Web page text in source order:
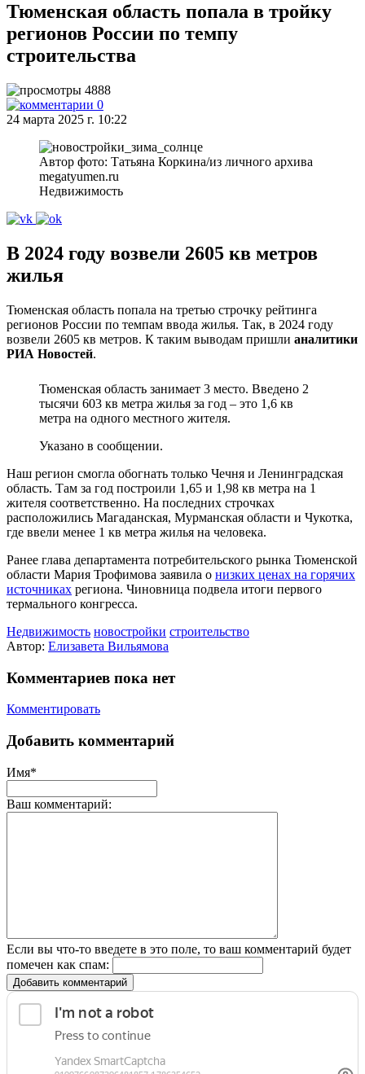
Тюменская область попала в тройку
регионов России по темпу
строительства
4888
0
24 марта 2025 г. 10:22
Автор фото: Татьяна Коркина/из личного архива
megatyumen.ru
Недвижимость
В 2024 году возвели 2605 кв метров
жилья
Тюменская область попала на третью строчку рейтинга
регионов России по темпам ввода жилья. Так, в 2024 году
возвели 2605 кв метров. К таким выводам пришли аналитики
РИА Новостей.
Тюменская область занимает 3 место. Введено 2
тысячи 603 кв метра жилья за год – это 1,6 кв
метра на одного местного жителя.
Указано в сообщении.
Наш регион смогла обогнать только Чечня и Ленинградская
область. Там за год построили 1,65 и 1,98 кв метра на 1
жителя соответственно. На последних строчках
расположились Магаданская, Мурманская области и Чукотка,
где ввели менее 1 кв метра жилья на человека.
Ранее глава департамента потребительского рынка Тюменской
области Мария Трофимова заявила о низких ценах на горячих
источниках региона. Чиновница подвела итоги первого
термального конгресса.
Недвижимость новостройки строительство
Автор: Елизавета Вильямова
Комментариев пока нет
Комментировать
Добавить комментарий
Имя*
Ваш комментарий:
Если вы что-то введете в это поле, то ваш комментарий будет
помечен как спам:
Добавить комментарий